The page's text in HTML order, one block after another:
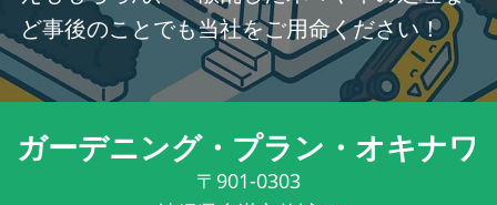
ど事後のことでも当社をご用命ください！
ガーデニング・プラン・オキナワ
〒901-0303